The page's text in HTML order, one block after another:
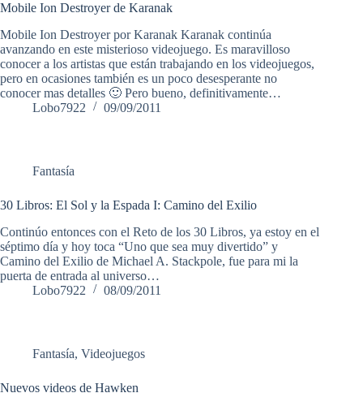
Mobile Ion Destroyer de Karanak
Mobile Ion Destroyer por Karanak Karanak continúa
avanzando en este misterioso videojuego. Es maravilloso
conocer a los artistas que están trabajando en los videojuegos,
pero en ocasiones también es un poco desesperante no
conocer mas detalles 🙂 Pero bueno, definitivamente…
Lobo7922
09/09/2011
Fantasía
30 Libros: El Sol y la Espada I: Camino del Exilio
Continúo entonces con el Reto de los 30 Libros, ya estoy en el
séptimo día y hoy toca “Uno que sea muy divertido” y
Camino del Exilio de Michael A. Stackpole, fue para mi la
puerta de entrada al universo…
Lobo7922
08/09/2011
Fantasía, Videojuegos
Nuevos videos de Hawken